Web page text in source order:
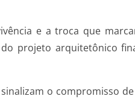
e a troca que
projeto arquitetônico
o compromisso